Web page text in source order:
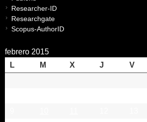
Researcher-ID
Researchgate
Scopus-AuthorID
febrero 2015
L
M X J V